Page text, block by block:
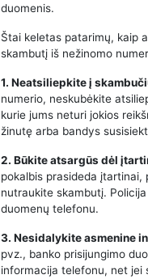
duomenis.
Štai keletas patarimų, kaip
skambutį iš nežinomo
1. Neatsiliepkite į
numerio, neskubėkite
kurie jums neturi jokios
žinutę arba bandys
2. Būkite atsargūs dėl
pokalbis prasideda
nutraukite skambutį.
duomenų telefonu.
3. Nesidalykite asmenine
pvz., banko prisijungimo
informacija telefonu, net jei